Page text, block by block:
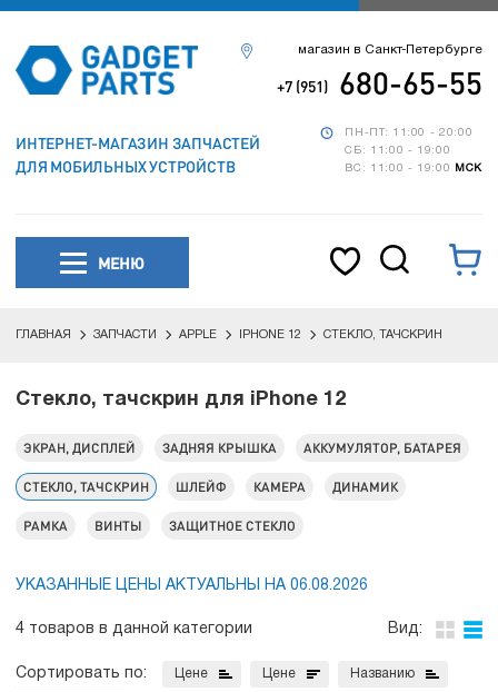
ИНТЕРНЕТ-МАГАЗИН ЗАПЧАСТЕЙ
ДЛЯ МОБИЛЬНЫХ УСТРОЙСТВ
ПН-ПТ: 11:00 - 20:00
СБ: 11:00 - 19:00
ВС: 11:00 - 19:00
МСК
магазин в Санкт-Петербурге
+7 (951) 680-65-55
МЕНЮ
ГЛАВНАЯ ЗАПЧАСТИ APPLE IPHONE 12 СТЕКЛО, ТАЧСКРИН
Стекло, тачскрин для iPhone 12
ЭКРАН, ДИСПЛЕЙ ЗАДНЯЯ КРЫШКА АККУМУЛЯТОР, БАТАРЕЯ
СТЕКЛО, ТАЧСКРИН ШЛЕЙФ КАМЕРА ДИНАМИК
РАМКА ВИНТЫ ЗАЩИТНОЕ СТЕКЛО
УКАЗАННЫЕ ЦЕНЫ АКТУАЛЬНЫ НА 06.08.2026
4 товаров в данной категории Вид:
Сортировать по: Цене Цене Названию